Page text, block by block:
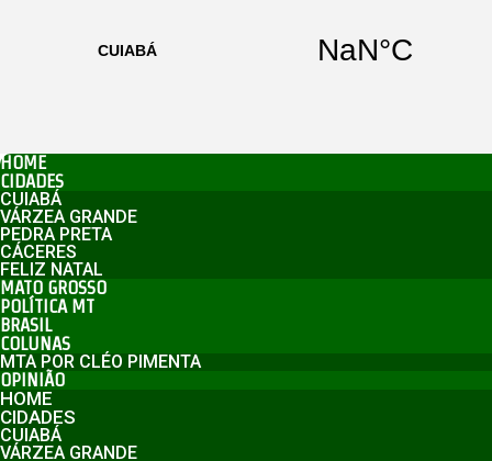
HOME
CIDADES
CUIABÁ
VÁRZEA GRANDE
PEDRA PRETA
CÁCERES
FELIZ NATAL
MATO GROSSO
POLÍTICA MT
BRASIL
COLUNAS
MTA POR CLÉO PIMENTA
OPINIÃO
HOME
CIDADES
CUIABÁ
VÁRZEA GRANDE